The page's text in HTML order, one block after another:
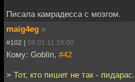
Писала камрадесса с мозгом.
maig4eg »
#102 | 08.01.11 19:00
Кому: Goblin, #42
> Тот, кто пишет не так - пидарас.